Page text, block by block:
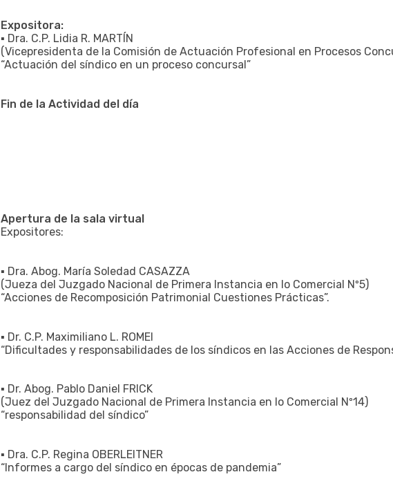
Expositora:
▪ Dra. C.P. Lidia R. MARTÍN
(Vicepresidenta de la Comisión de Actuación Profesional en Procesos
“Actuación del síndico en un proceso concursal”
Fin de la Actividad del día
Apertura de la sala virtual
Expositores:
▪ Dra. Abog. María Soledad CASAZZA
(Jueza del Juzgado Nacional de Primera Instancia en lo Comercial Nº5)
“Acciones de Recomposición Patrimonial Cuestiones Prácticas”.
▪ Dr. C.P. Maximiliano L. ROMEI
“Dificultades y responsabilidades de los síndicos en las Acciones de
▪ Dr. Abog. Pablo Daniel FRICK
(Juez del Juzgado Nacional de Primera Instancia en lo Comercial Nº14)
“responsabilidad del síndico”
▪ Dra. C.P. Regina OBERLEITNER
“Informes a cargo del síndico en épocas de pandemia”